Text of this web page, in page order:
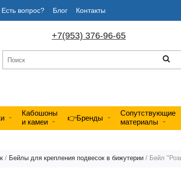
Есть вопрос? Блог Контакты
+7(953) 376-96-65
Кабошоны
и камеи
👉Бренды
Сопутствующие
материалы
/ Бейлы для крепления подвесок в бижутерии / Бейл